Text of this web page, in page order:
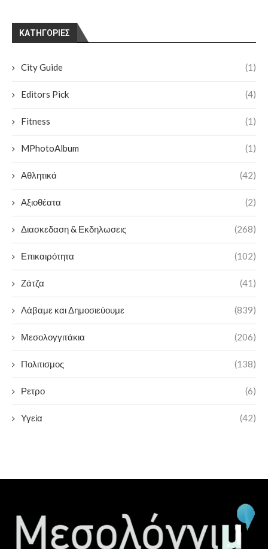
KΑΤΗΓΟΡΊΕΣ
City Guide (1)
Editors Pick (4)
Fitness (1)
MPhotoAlbum (1)
Αθλητικά (42)
Αξιοθέατα (2)
Διασκεδαση & Εκδηλωσεις (268)
Επικαιρότητα (102)
Ζάτζα (41)
Λάβαμε και Δημοσιεύουμε (839)
Μεσολογγιτάκια (206)
Πολιτισμος (138)
Ρετρο (6)
Υγεία (42)